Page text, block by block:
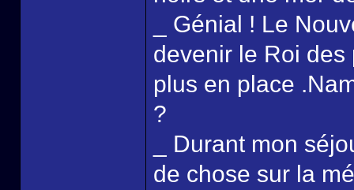
_ Génial ! Le
devenir le Roi des
plus en place
?
_ Durant mon
de chose sur la